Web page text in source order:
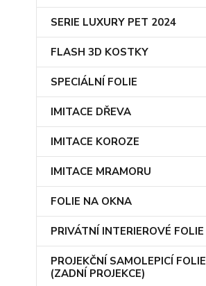
SERIE LUXURY PET 2024
FLASH 3D KOSTKY
SPECIÁLNÍ FOLIE
IMITACE DŘEVA
IMITACE KOROZE
IMITACE MRAMORU
FOLIE NA OKNA
PRIVÁTNÍ INTERIEROVÉ FOLIE
PROJEKČNÍ SAMOLEPICÍ FOLIE
(ZADNÍ PROJEKCE)